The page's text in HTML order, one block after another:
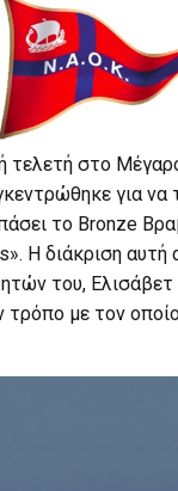
τελετή στο
για να
το Bronze
Η διάκριση
του,
τρόπο με τον